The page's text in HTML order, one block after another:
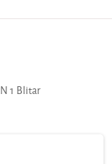
1 Blitar